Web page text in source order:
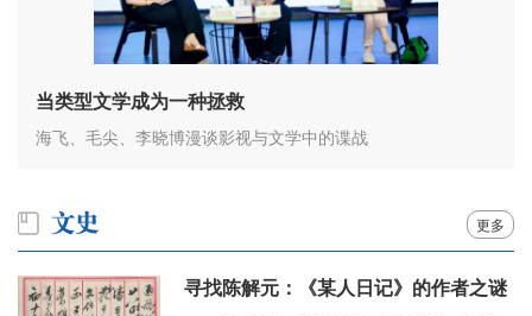
当类型文学成为一种拯救
海飞、毛尖、李晓博漫谈影视与文学中的谍战
更多
寻找陈解元：《某人日记》的作者之谜